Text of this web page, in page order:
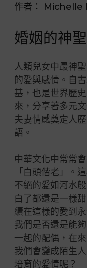
作者： Michelle
婚姻的神
人類兒女中最神
的愛與感情。自
基，也是世界歷
來，分享著多元
夫妻情感奠定人
語。
中華文化中常常
「白頭偕老」。
不絕的愛如河水
白了都還是一樣
續在這樣的愛到
我們是否還是能
一起的配偶，在
我們會變成陌生
培育的愛情呢？